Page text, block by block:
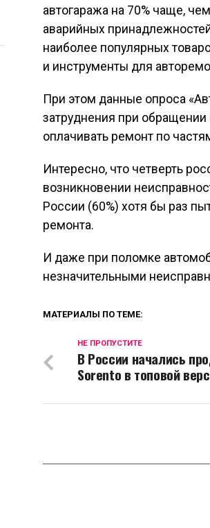
автогаража на 70% чаще,
аварийных
наиболее популярных
и инструменты для
При этом данные опроса
затруднения при
оплачивать ремонт по
Интересно, что четверть
возникновении
России (60%) хотя бы раз
ремонта.
И даже при поломке
незначительными
МАТЕРИАЛЫ ПО ТЕМЕ:
НЕ ПРОПУСТИТЕ
В России начались
Sorento в топовой